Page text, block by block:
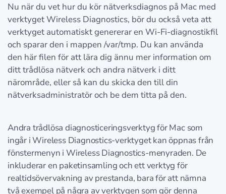
Nu när du vet hur du kör nätverksdiagnos på Mac med
verktyget Wireless Diagnostics, bör du också veta att
verktyget automatiskt genererar en Wi-Fi-diagnostikfil
och sparar den i mappen /var/tmp. Du kan använda
den här filen för att lära dig ännu mer information om
ditt trådlösa nätverk och andra nätverk i ditt
närområde, eller så kan du skicka den till din
nätverksadministratör och be dem titta på den.
Andra trådlösa diagnosticeringsverktyg för Mac som
ingår i Wireless Diagnostics-verktyget kan öppnas från
fönstermenyn i Wireless Diagnostics-menyraden. De
inkluderar en paketinsamling och ett verktyg för
realtidsövervakning av prestanda, bara för att nämna
två exempel på några av verktygen som gör denna